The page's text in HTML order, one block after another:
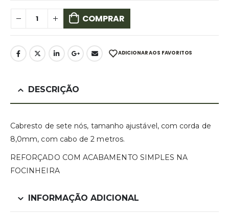
COMPRAR
ADICIONAR AOS FAVORITOS
DESCRIÇÃO
Cabresto de sete nós, tamanho ajustável, com corda de
8,0mm, com cabo de 2 metros.
REFORÇADO COM ACABAMENTO SIMPLES NA
FOCINHEIRA
INFORMAÇÃO ADICIONAL